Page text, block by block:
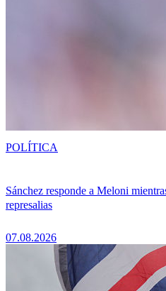
Sánchez responde a Meloni
represalias
07.08.2026
POLÍTICA